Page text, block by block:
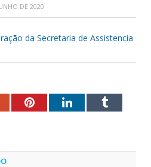
DE 2020
da Secretaria de Assistencia
PinterestLinkedInTumblr